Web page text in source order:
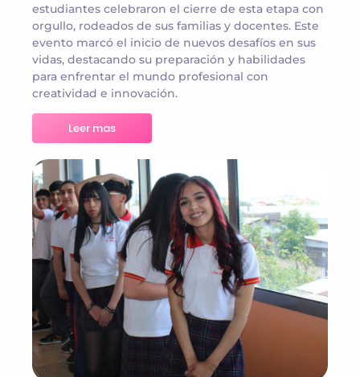
estudiantes celebraron el cierre de esta etapa con
orgullo, rodeados de sus familias y docentes. Este
evento marcó el inicio de nuevos desafíos en sus
vidas, destacando su preparación y habilidades
para enfrentar el mundo profesional con
creatividad e innovación.
Leer mas